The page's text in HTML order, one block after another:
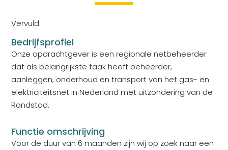
Vervuld
Bedrijfsprofiel
Onze opdrachtgever is een regionale netbeheerder
dat als belangrijkste taak heeft beheerder,
aanleggen, onderhoud en transport van het gas- en
elektriciteitsnet in Nederland met uitzondering van de
Randstad.
Functie omschrijving
Voor de duur van 6 maanden zijn wij op zoek naar een